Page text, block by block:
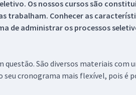
Os nossos cursos são
trabalham. Conhecer as
de administrar os processos
questão. São diversos materiais
cronograma mais flexível, pois é